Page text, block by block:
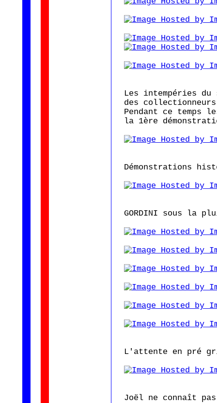
Les intempéries du
des
Pendant ce temps
la 1ère
Démonstrations
GORDINI sous la
L'attente en pré
Joël ne connaît